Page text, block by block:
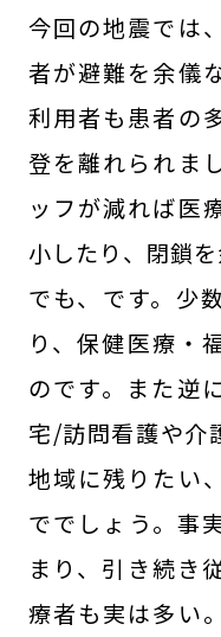
今回の地震では
者が避難を余儀
利用者も患者の
登を離れられま
ッフが減れば医
小したり、閉鎖
でも、です。少
り、保健医療・
のです。また逆
宅/訪問看護や介
地域に残りたい
ででしょう。事
まり、引き続き
療者も実は多い